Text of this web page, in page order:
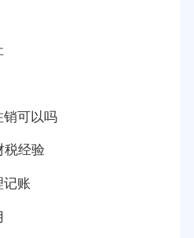
销可以吗
税经验
记账